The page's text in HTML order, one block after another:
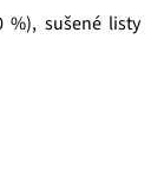
%), sušené listy